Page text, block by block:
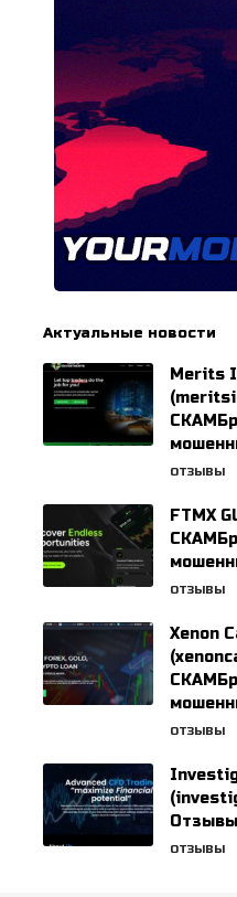
Актуальные новости
Merits
ОТЗЫВЫ
FTMX
ОТЗЫВЫ
Xenon
ОТЗЫВЫ
ОТЗЫВЫ